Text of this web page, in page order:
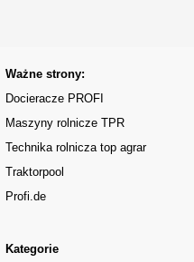
Kategorie
Ważne strony:
Docieracze PROFI
Maszyny rolnicze TPR
Technika rolnicza top agrar
Traktorpool
Profi.de